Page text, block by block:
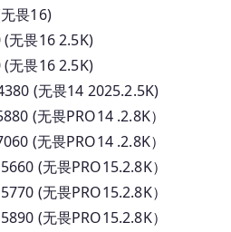
畏16)
畏16 2.5K)
畏16 2.5K)
(无畏14 2025.2.5K)
(无畏PRO14 .2.8K）
(无畏PRO14 .2.8K）
(无畏PRO15.2.8K）
(无畏PRO15.2.8K）
(无畏PRO15.2.8K）